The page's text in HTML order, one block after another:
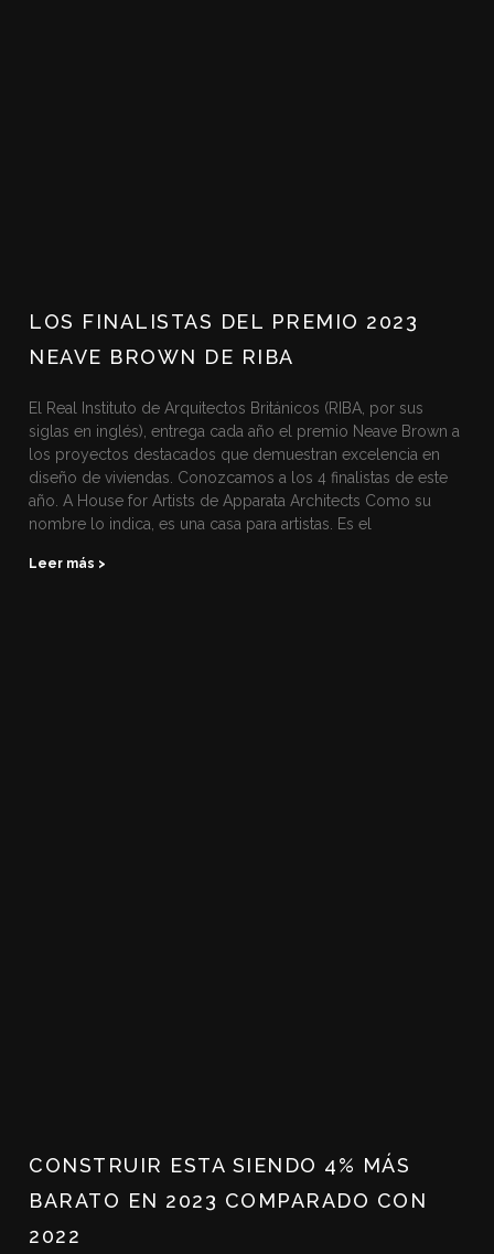
LOS FINALISTAS DEL PREMIO 2023
NEAVE BROWN DE RIBA
El Real Instituto de Arquitectos Británicos (RIBA, por sus
siglas en inglés), entrega cada año el premio Neave Brown a
los proyectos destacados que demuestran excelencia en
diseño de viviendas. Conozcamos a los 4 finalistas de este
año. A House for Artists de Apparata Architects Como su
nombre lo indica, es una casa para artistas. Es el
Leer más >
CONSTRUIR ESTA SIENDO 4% MÁS
BARATO EN 2023 COMPARADO CON
2022